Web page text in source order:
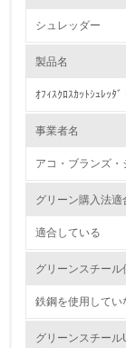
1.環境取り組
シュレッダー
製品名
ｵﾌｨｽｸﾛｽｶｯﾄｼｭﾚｯﾀ
事業者名
アコ・ブランズ・
グリーン購入法適
適合している
グリーンスチール
鉄鋼を使用してい
グリーンスチール